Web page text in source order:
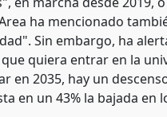
ha mencionado
Sin embargo, ha
quiera entrar en la
en 2035, hay un
en un 43% la bajada